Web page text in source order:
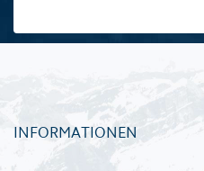
INFORMATIONEN